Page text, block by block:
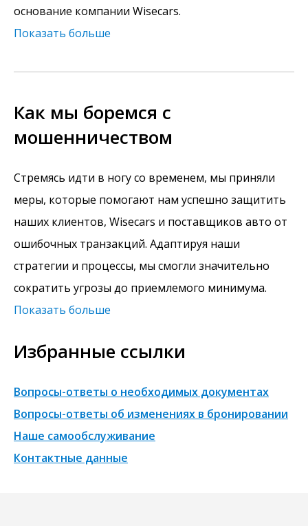
основание компании Wisecars.
Показать больше
Как мы боремся с
мошенничеством
Стремясь идти в ногу со временем, мы приняли
меры, которые помогают нам успешно защитить
наших клиентов, Wisecars и поставщиков авто от
ошибочных транзакций. Адаптируя наши
стратегии и процессы, мы смогли значительно
сократить угрозы до приемлемого минимума.
Показать больше
Избранные ссылки
Вопросы-ответы о необходимых документах
Вопросы-ответы об изменениях в бронировании
Наше самообслуживание
Контактные данные